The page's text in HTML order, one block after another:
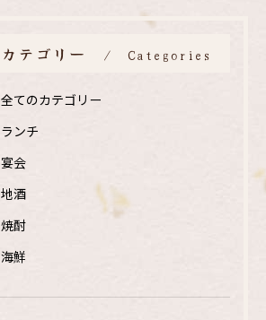
カテゴリー Categories
全てのカテゴリー
ランチ
宴会
地酒
焼酎
海鮮